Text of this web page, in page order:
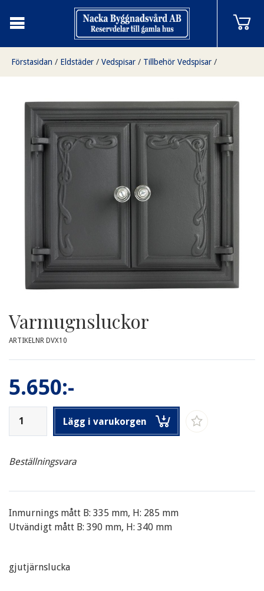
Förstasidan / Eldstäder / Vedspisar / Tillbehör Vedspisar /
Varmugnsluckor
ARTIKELNR DVX10
5.650:-
Lägg i varukorgen
Beställningsvara
Inmurnings mått B: 335 mm, H: 285 mm
Utvändigt mått B: 390 mm, H: 340 mm
gjutjärnslucka